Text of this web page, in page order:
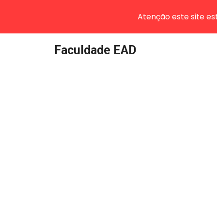
Faculdade EAD
Atenção este site